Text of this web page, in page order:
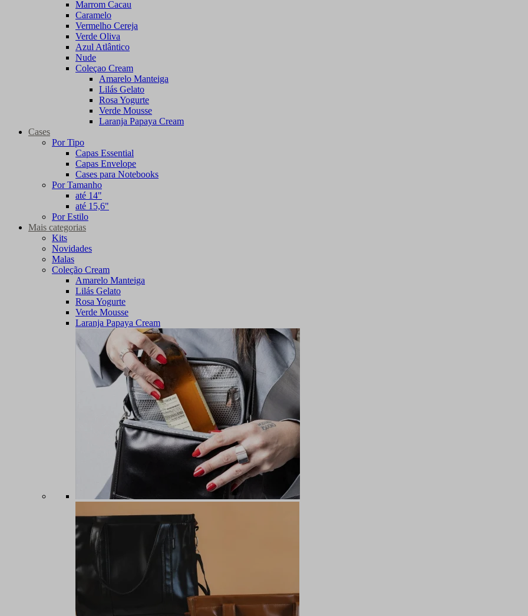
Marrom Cacau
Caramelo
Vermelho Cereja
Verde Oliva
Azul Atlântico
Nude
Coleçao Cream
Amarelo Manteiga
Lilás Gelato
Rosa Yogurte
Verde Mousse
Laranja Papaya Cream
Cases
Por Tipo
Capas Essential
Capas Envelope
Cases para Notebooks
Por Tamanho
até 14"
até 15,6"
Por Estilo
Mais categorias
Kits
Novidades
Malas
Coleção Cream
Amarelo Manteiga
Lilás Gelato
Rosa Yogurte
Verde Mousse
Laranja Papaya Cream